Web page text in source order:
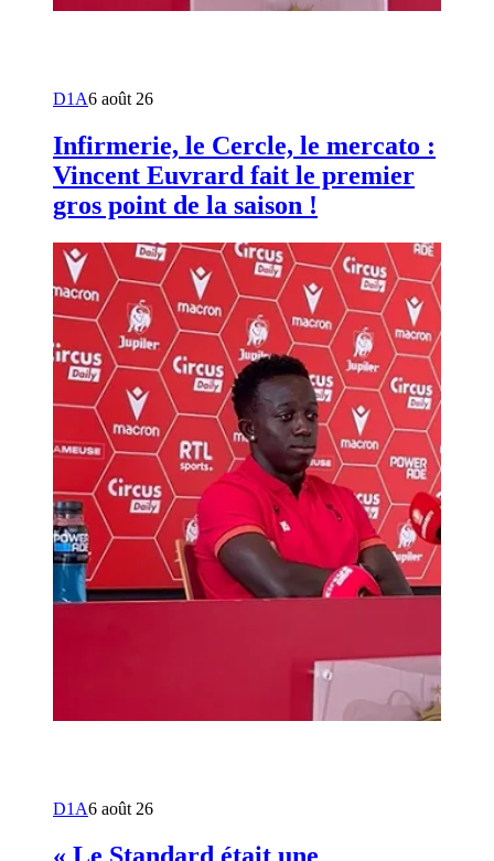
D1A6 août 26
Infirmerie, le Cercle, le mercato :
Vincent Euvrard fait le premier
gros point de la saison !
D1A6 août 26
« Le Standard était une